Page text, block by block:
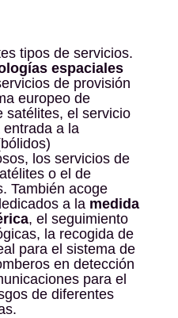
tipos de servicios.
espaciales
de provisión
europeo de
satélites, el servicio
a la
los servicios de
o el de
También acoge
a la medida
, el seguimiento
la recogida de
para el sistema de
en detección
para el
de diferentes